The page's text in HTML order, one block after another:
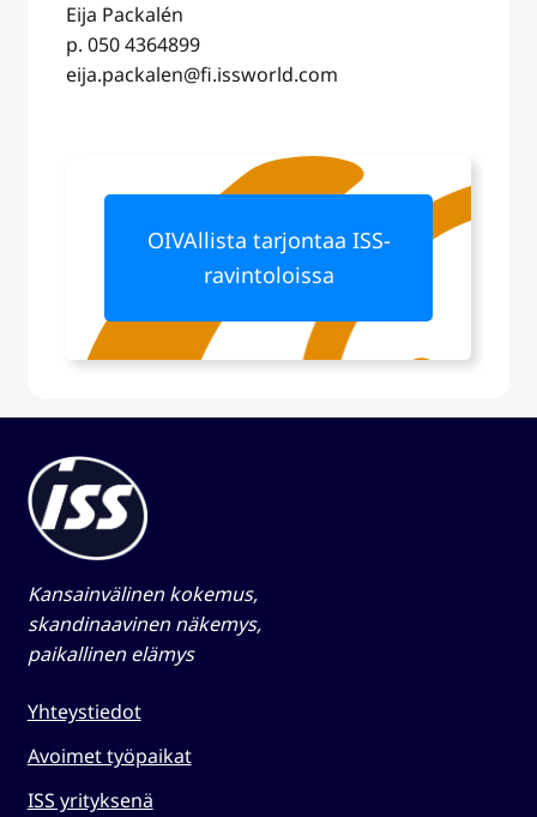
Eija Packalén
p. 050 4364899
eija.packalen@fi.issworld.com
OIVAllista tarjontaa ISS-
ravintoloissa
Kansainvälinen kokemus,
skandinaavinen näkemys,
paikallinen elämys​
Yhteystiedot
Avoimet työpaikat
ISS yrityksenä